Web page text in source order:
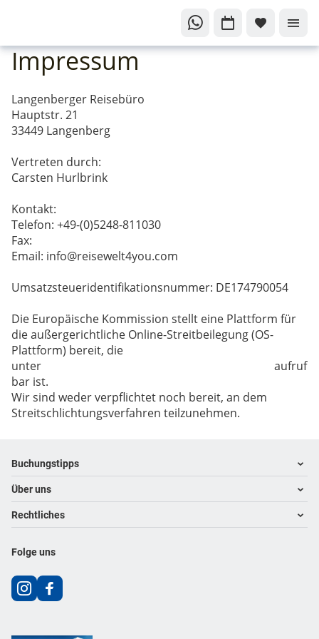
Impressum
Langenberger Reisebüro
Hauptstr. 21
33449 Langenberg
Vertreten durch:
Carsten Hurlbrink
Kontakt:
Telefon: +49-(0)5248-811030
Fax:
Email: info@reisewelt4you.com
Umsatzsteueridentifikationsnummer: DE174790054
Die Europäische Kommission stellt eine Plattform für
die außergerichtliche Online-Streitbeilegung (OS-
Plattform) bereit, die
unter
aufruf
bar ist.
Wir sind weder verpflichtet noch bereit, an dem
Streitschlichtungsverfahren teilzunehmen.
Footer navigation
Buchungstipps
Warum im Reisebüro buchen
Hoteltipps
Reisewelten
Über uns
Kontakt
Karriere
Rechtliches
Folge uns